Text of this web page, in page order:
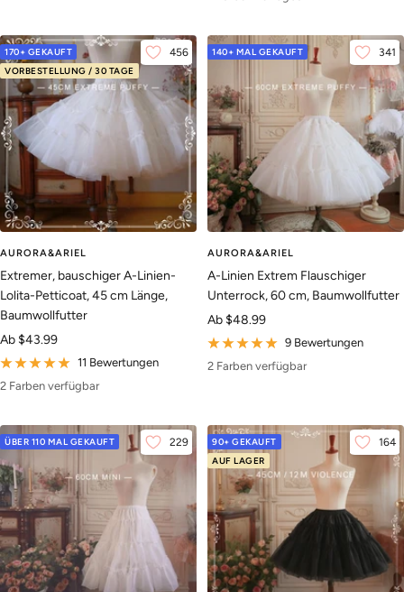
170+ GEKAUFT
VORBESTELLUNG / 30 TAGE
456
AURORA&ARIEL
Extremer, bauschiger A-Linien-
Lolita-Petticoat, 45 cm Länge,
Baumwollfutter
Angebotspreis
Ab $43.99
11 Bewertungen
2 Farben verfügbar
140+ MAL GEKAUFT 341
AURORA&ARIEL
A-Linien Extrem Flauschiger
Unterrock, 60 cm, Baumwollfutter
Angebotspreis
Ab $48.99
9 Bewertungen
2 Farben verfügbar
ÜBER 110 MAL GEKAUFT 229
90+ GEKAUFT
AUF LAGER
164